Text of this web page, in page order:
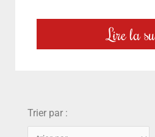
Lire la
Trier par :